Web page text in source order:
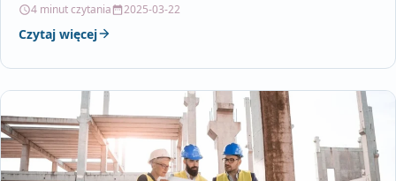
4 minut czytania 2025-03-22
Czytaj więcej